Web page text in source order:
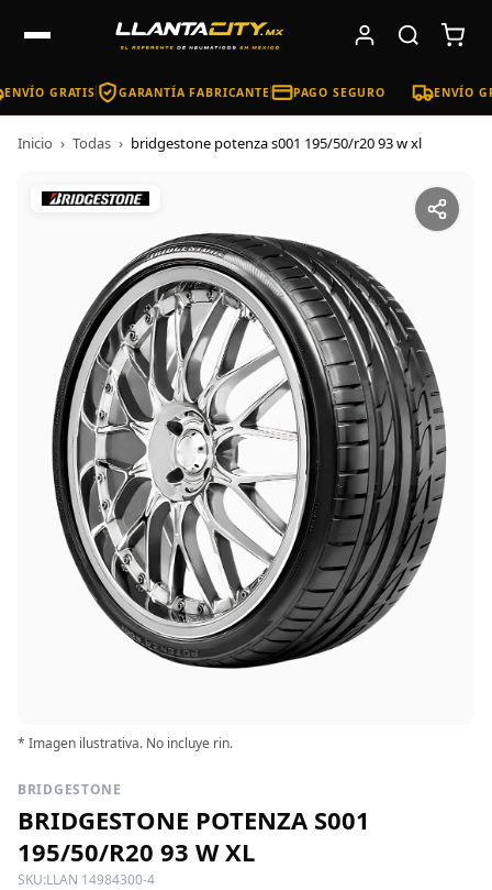
GRATIS GARANTÍA FABRICANTE PAGO SEGURO ENVÍO
Inicio › Todas › bridgestone potenza s001 195/50/r20 93 w xl
* Imagen ilustrativa. No incluye rin.
BRIDGESTONE
BRIDGESTONE POTENZA S001
195/50/R20 93 W XL
SKU:LLAN 14984300-4